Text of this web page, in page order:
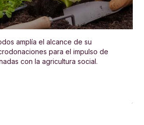
amplía el alcance de su
para el impulso de
con la agricultura social.